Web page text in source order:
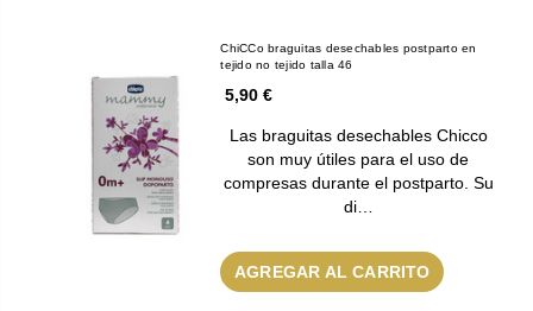
ChiCCo braguitas desechables postparto en
tejido no tejido talla 46
5,90 €
Las braguitas desechables Chicco
son muy útiles para el uso de
compresas durante el postparto. Su
di…
AGREGAR AL CARRITO